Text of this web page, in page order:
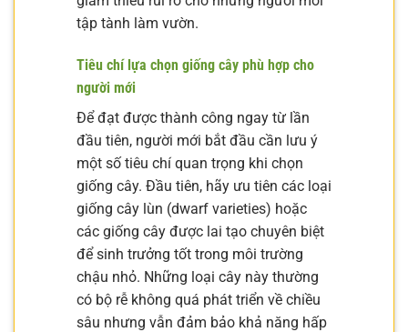
tập tành làm vườn.
Tiêu chí lựa chọn giống cây phù hợp cho
người mới
Để đạt được thành công ngay từ lần
đầu tiên, người mới bắt đầu cần lưu ý
một số tiêu chí quan trọng khi chọn
giống cây. Đầu tiên, hãy ưu tiên các loại
giống cây lùn (dwarf varieties) hoặc
các giống cây được lai tạo chuyên biệt
để sinh trưởng tốt trong môi trường
chậu nhỏ. Những loại cây này thường
có bộ rễ không quá phát triển về chiều
sâu nhưng vẫn đảm bảo khả năng hấp